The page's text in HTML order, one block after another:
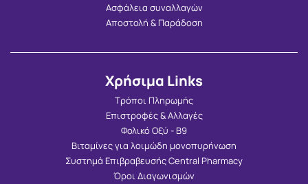
Ασφάλεια συναλλαγών
Αποστολή & Παράδοση
Χρήσιμα Links
Τρόποι Πληρωμής
Επιστροφές & Αλλαγές
Φολικό Οξύ - Β9
Βιταμίνες για λοιμώδη μονοπυρήνωση
Συστημά Επιβραβευσής Central Pharmacy
Όροι Διαγωνισμών